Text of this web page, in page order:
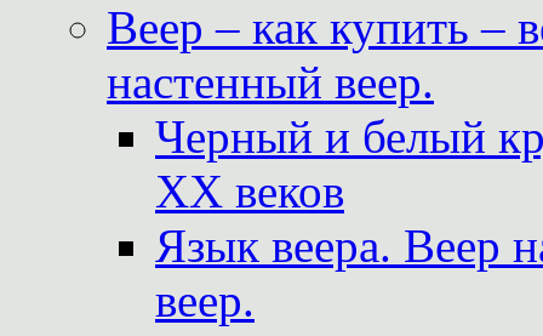
Веер – как купить –
настенный веер.
Черный и белый
XX веков
Язык веера. Веер
веер.